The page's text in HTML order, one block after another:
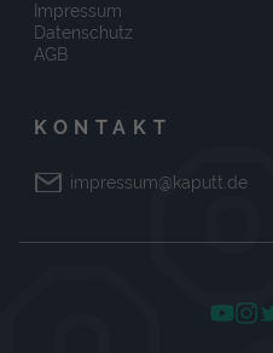
Impressum
Datenschutz
AGB
KONTAKT
impressum@kaputt.de